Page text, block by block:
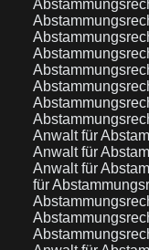
Anwalt für
Anwalt für
Anwalt für
für